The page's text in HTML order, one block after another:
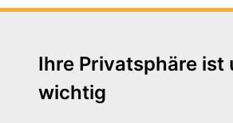
Ihre Privatsphäre ist
wichtig